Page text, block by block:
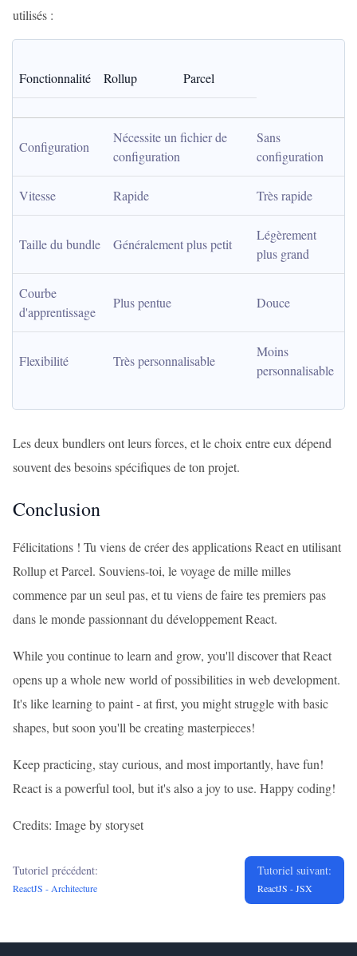
utilisés :
Fonctionnalité Rollup Parcel
Configuration
Nécessite un fichier de
configuration
Sans
configuration
Vitesse Rapide Très rapide
Taille du bundle Généralement plus petit
Légèrement
plus grand
Courbe
d'apprentissage
Plus pentue Douce
Flexibilité Très personnalisable
Moins
personnalisable
Les deux bundlers ont leurs forces, et le choix entre eux dépend
souvent des besoins spécifiques de ton projet.
Conclusion
Félicitations ! Tu viens de créer des applications React en utilisant
Rollup et Parcel. Souviens-toi, le voyage de mille milles
commence par un seul pas, et tu viens de faire tes premiers pas
dans le monde passionnant du développement React.
While you continue to learn and grow, you'll discover that React
opens up a whole new world of possibilities in web development.
It's like learning to paint - at first, you might struggle with basic
shapes, but soon you'll be creating masterpieces!
Keep practicing, stay curious, and most importantly, have fun!
React is a powerful tool, but it's also a joy to use. Happy coding!
Credits: Image by storyset
Tutoriel précédent:
ReactJS - Architecture
Tutoriel suivant:
ReactJS - JSX